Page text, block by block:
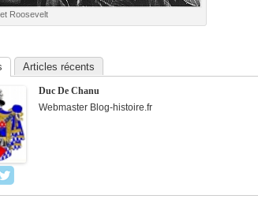
Roosevelt
Articles récents
Duc De Chanu
Webmaster Blog-histoire.fr